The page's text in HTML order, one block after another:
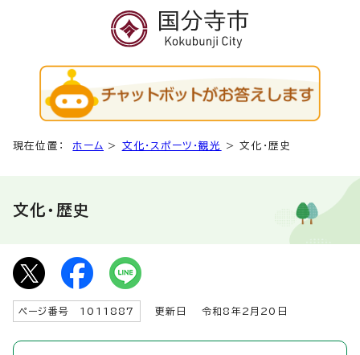
現在位置： ホーム > 文化・スポーツ・観光 >文化・歴史
文化・歴史
ページ番号 1011887 更新日 令和8年2月20日